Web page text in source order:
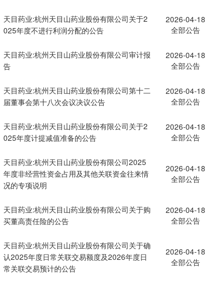
天目药业:杭州天目山药业股份有限公司关于2
025年度不进行利润分配的公告
2026-04-18
全部公告
天目药业:杭州天目山药业股份有限公司审计报
告
2026-04-18
全部公告
天目药业:杭州天目山药业股份有限公司第十二
届董事会第十八次会议决议公告
2026-04-18
全部公告
天目药业:杭州天目山药业股份有限公司关于2
025年度计提减值准备的公告
2026-04-18
全部公告
天目药业:杭州天目山药业股份有限公司2025
年度非经营性资金占用及其他关联资金往来情
况的专项说明
2026-04-18
全部公告
天目药业:杭州天目山药业股份有限公司关于购
买董高责任险的公告
2026-04-18
全部公告
天目药业:杭州天目山药业股份有限公司关于确
认2025年度日常关联交易额度及2026年度日
常关联交易预计的公告
2026-04-18
全部公告